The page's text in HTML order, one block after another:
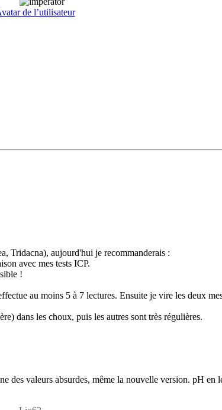
Tridacna), aujourd'hui je recommanderais :
avec mes tests ICP.
!
au moins 5 à 7 lectures. Ensuite je vire les deux
dans les choux, puis les autres sont très régulières.
valeurs absurdes, même la nouvelle version. pH en